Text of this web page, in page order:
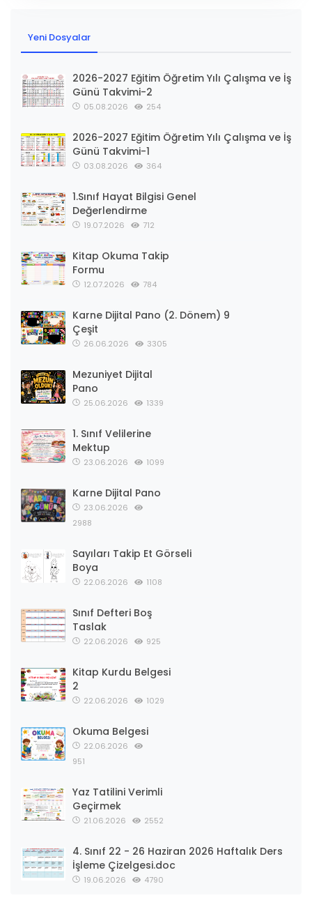
Yeni Dosyalar
2026-2027 Eğitim Öğretim Yılı Çalışma ve İş
Günü Takvimi-2
05.08.2026 254
2026-2027 Eğitim Öğretim Yılı Çalışma ve İş
Günü Takvimi-1
03.08.2026 364
1.Sınıf Hayat Bilgisi Genel
Değerlendirme
19.07.2026 712
Kitap Okuma Takip
Formu
12.07.2026 784
Karne Dijital Pano (2. Dönem) 9
Çeşit
26.06.2026 3305
Mezuniyet Dijital
Pano
25.06.2026 1339
1. Sınıf Velilerine
Mektup
23.06.2026 1099
Karne Dijital Pano
23.06.2026
2988
Sayıları Takip Et Görseli
Boya
22.06.2026 1108
Sınıf Defteri Boş
Taslak
22.06.2026 925
Kitap Kurdu Belgesi
2
22.06.2026 1029
Okuma Belgesi
22.06.2026
951
Yaz Tatilini Verimli
Geçirmek
21.06.2026 2552
4. Sınıf 22 - 26 Haziran 2026 Haftalık Ders
İşleme Çizelgesi.doc
19.06.2026 4790